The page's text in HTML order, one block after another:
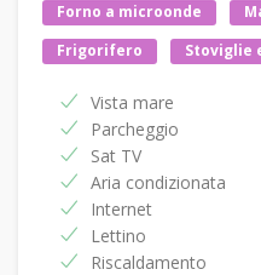
Forno a microonde
Frigorifero
Stoviglie
Vista mare
Parcheggio
Sat TV
Aria condizionata
Internet
Lettino
Riscaldamento